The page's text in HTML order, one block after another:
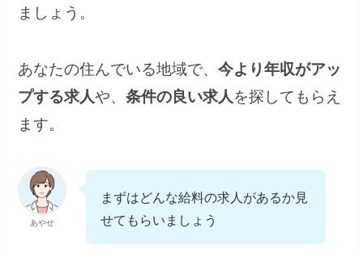
ましょう。
あなたの住んでいる地域で、今より年収がアッ
プする求人や、条件の良い求人を探してもらえ
ます。
あやせ
まずはどんな給料の求人があるか見
せてもらいましょう